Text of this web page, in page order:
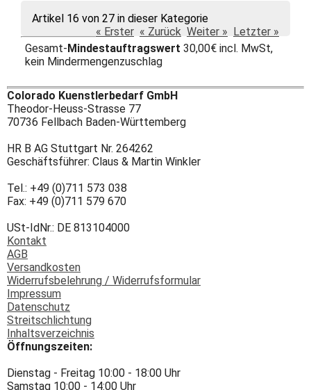
Artikel 16 von 27 in dieser Kategorie
« Erster « Zurück Weiter » Letzter »
Gesamt-Mindestauftragswert 30,00€ incl. MwSt,
kein Mindermengenzuschlag
Colorado Kuenstlerbedarf GmbH
Theodor-Heuss-Strasse 77
70736 Fellbach Baden-Württemberg
HR B AG Stuttgart Nr. 264262
Geschäftsführer: Claus & Martin Winkler
Tel.: +49 (0)711 573 038
Fax: +49 (0)711 579 670
USt-IdNr.: DE 813104000
Kontakt
AGB
Versandkosten
Widerrufsbelehrung / Widerrufsformular
Impressum
Datenschutz
Streitschlichtung
Inhaltsverzeichnis
Öffnungszeiten:
Dienstag - Freitag 10:00 - 18:00 Uhr
Samstag 10:00 - 14:00 Uhr